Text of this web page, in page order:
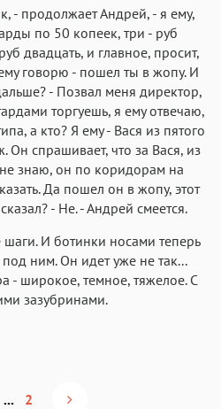
- продолжает Андрей, - я ему,
по 50 копеек, три - руб
двадцать, и главное, просит,
говорю - пошел ты в жопу. И
- Позвал меня директор,
торгуешь, я ему отвечаю,
а кто? Я ему - Вася из пятого
Он спрашивает, что за Вася, из
не знаю, он по коридорам на
Да пошел он в жопу, этот
- Hе. - Андрей смеется.
И ботинки носами теперь
ним. Он идет уже не так...
- широкое, темное, тяжелое. С
зазубринами.
... 2